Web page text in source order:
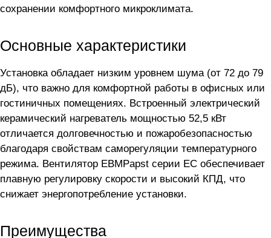
сохранении комфортного микроклимата.
Основные характеристики
Установка обладает низким уровнем шума (от 72 до 79
дБ), что важно для комфортной работы в офисных или
гостиничных помещениях. Встроенный электрический
керамический нагреватель мощностью 52,5 кВт
отличается долговечностью и пожаробезопасностью
благодаря свойствам саморегуляции температурного
режима. Вентилятор EBMPapst серии EC обеспечивает
плавную регулировку скорости и высокий КПД, что
снижает энергопотребление установки.
Преимущества